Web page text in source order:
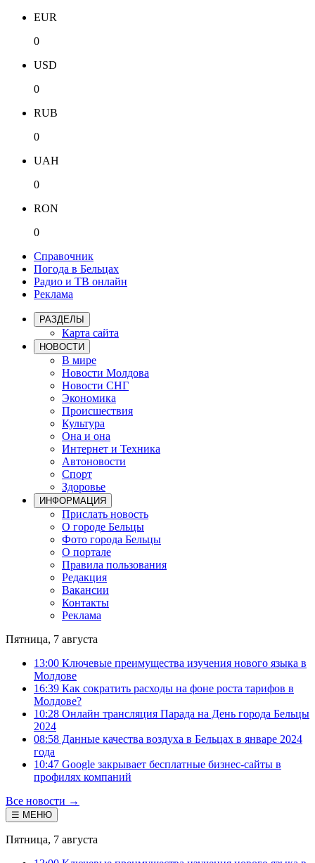
EUR
0
USD
0
RUB
0
UAH
0
RON
0
Справочник
Погода в Бельцах
Радио и ТВ онлайн
Реклама
РАЗДЕЛЫ
Карта сайта
НОВОСТИ
В мире
Новости Молдова
Новости СНГ
Экономика
Происшествия
Культура
Она и она
Интернет и Техника
Автоновости
Спорт
Здоровье
ИНФОРМАЦИЯ
Прислать новость
О городе Бельцы
Фото города Бельцы
О портале
Правила пользования
Редакция
Вакансии
Контакты
Реклама
Пятница, 7 августа
13:00 Ключевые преимущества изучения нового языка в
Молдове
16:39 Как сократить расходы на фоне роста тарифов в
Молдове?
10:28 Онлайн трансляция Парада на День города Бельцы
2024
08:58 Данные качества воздуха в Бельцах в январе 2024
года
10:47 Google закрывает бесплатные бизнес-сайты в
профилях компаний
Все новости →
☰ МЕНЮ
Пятница, 7 августа